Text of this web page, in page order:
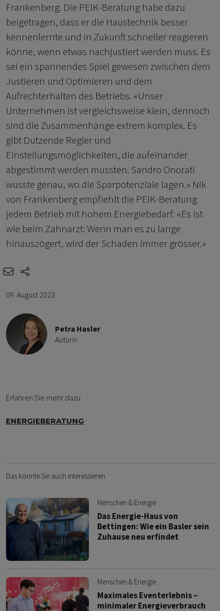
Frankenberg. Die PEIK-Beratung habe dazu
beigetragen, dass er die Haustechnik besser
kennenlernte und in Zukunft schneller reagieren
könne, wenn etwas nachjustiert werden muss. Es
sei ein spannendes Spiel gewesen zwischen dem
Justieren und Optimieren und dem
Aufrechterhalten des Betriebs. «Unser
Unternehmen ist vergleichsweise klein, dennoch
sind die Zusammenhänge extrem komplex. Es
gibt Dutzende Regler und
Einstellungsmöglichkeiten, die aufeinander
abgestimmt werden mussten. Sandro Onorati
wusste genau, wo die Sparpotenziale lagen.» Nik
von Frankenberg empfiehlt die PEIK-Beratung
jedem Betrieb mit hohem Energiebedarf: «Es ist
wie beim Zahnarzt: Wenn man es zu lange
hinauszögert, wird der Schaden immer grösser.»
e-mail
09. August 2023
Petra Hasler
Autorin
Erfahren Sie mehr dazu
ENERGIEBERATUNG
Das könnte Sie auch interessieren
Menschen & Energie
Das Energie-Haus von
Bettingen: Wie ein Basler sein
Zuhause neu erfindet
Menschen & Energie
Maximales Eventerlebnis –
minimaler Energieverbrauch